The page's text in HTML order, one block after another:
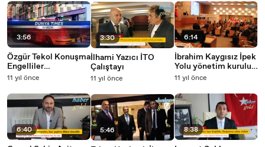
3:56
Özgür Tekol Konuşma
Engelliler
Federasyonu Başkanı
11 yıl önce
6:40
3:30
İlhami Yazıcı İTO
Çalıştayı
11 yıl önce
5:46
6:14
İbrahim Kaygısız İpek
Yolu yönetim kurulu
başkanı çalıştayda
11 yıl önce
8:38